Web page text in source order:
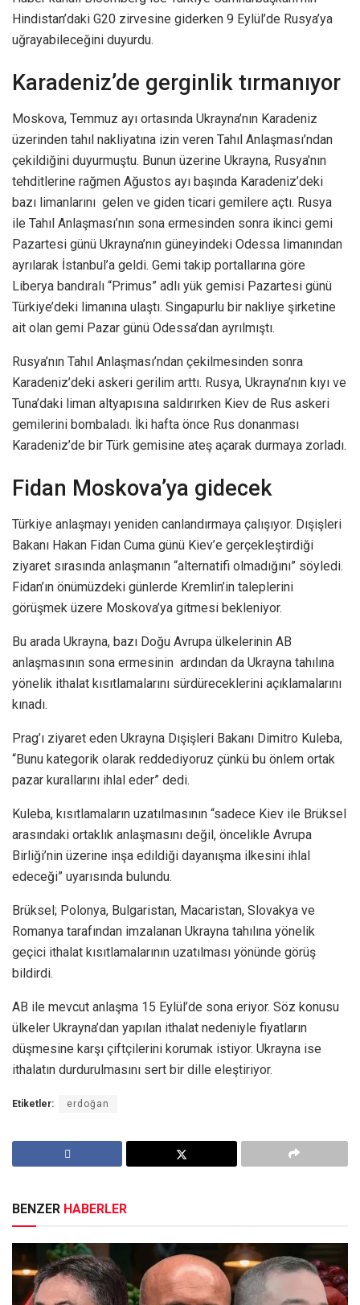
Hindistan’daki G20 zirvesine giderken 9 Eylül’de Rusya’ya
uğrayabileceğini duyurdu.
Karadeniz’de gerginlik tırmanıyor
Moskova, Temmuz ayı ortasında Ukrayna’nın Karadeniz
üzerinden tahıl nakliyatına izin veren Tahıl Anlaşması’ndan
çekildiğini duyurmuştu. Bunun üzerine Ukrayna, Rusya’nın
tehditlerine rağmen Ağustos ayı başında Karadeniz’deki
bazı limanlarını gelen ve giden ticari gemilere açtı. Rusya
ile Tahıl Anlaşması’nın sona ermesinden sonra ikinci gemi
Pazartesi günü Ukrayna’nın güneyindeki Odessa limanından
ayrılarak İstanbul’a geldi. Gemi takip portallarına göre
Liberya bandıralı “Primus” adlı yük gemisi Pazartesi günü
Türkiye’deki limanına ulaştı. Singapurlu bir nakliye şirketine
ait olan gemi Pazar günü Odessa’dan ayrılmıştı.
Rusya’nın Tahıl Anlaşması’ndan çekilmesinden sonra
Karadeniz’deki askeri gerilim arttı. Rusya, Ukrayna’nın kıyı ve
Tuna’daki liman altyapısına saldırırken Kiev de Rus askeri
gemilerini bombaladı. İki hafta önce Rus donanması
Karadeniz’de bir Türk gemisine ateş açarak durmaya zorladı.
Fidan Moskova’ya gidecek
Türkiye anlaşmayı yeniden canlandırmaya çalışıyor. Dışişleri
Bakanı Hakan Fidan Cuma günü Kiev’e gerçekleştirdiği
ziyaret sırasında anlaşmanın “alternatifi olmadığını” söyledi.
Fidan’ın önümüzdeki günlerde Kremlin’in taleplerini
görüşmek üzere Moskova’ya gitmesi bekleniyor.
Bu arada Ukrayna, bazı Doğu Avrupa ülkelerinin AB
anlaşmasının sona ermesinin ardından da Ukrayna tahılına
yönelik ithalat kısıtlamalarını sürdüreceklerini açıklamalarını
kınadı.
Prag’ı ziyaret eden Ukrayna Dışişleri Bakanı Dimitro Kuleba,
“Bunu kategorik olarak reddediyoruz çünkü bu önlem ortak
pazar kurallarını ihlal eder” dedi.
Kuleba, kısıtlamaların uzatılmasının “sadece Kiev ile Brüksel
arasındaki ortaklık anlaşmasını değil, öncelikle Avrupa
Birliği’nin üzerine inşa edildiği dayanışma ilkesini ihlal
edeceği” uyarısında bulundu.
Brüksel; Polonya, Bulgaristan, Macaristan, Slovakya ve
Romanya tarafından imzalanan Ukrayna tahılına yönelik
geçici ithalat kısıtlamalarının uzatılması yönünde görüş
bildirdi.
AB ile mevcut anlaşma 15 Eylül’de sona eriyor. Söz konusu
ülkeler Ukrayna’dan yapılan ithalat nedeniyle fiyatların
düşmesine karşı çiftçilerini korumak istiyor. Ukrayna ise
ithalatın durdurulmasını sert bir dille eleştiriyor.
Etiketler: erdoğan
BENZER HABERLER